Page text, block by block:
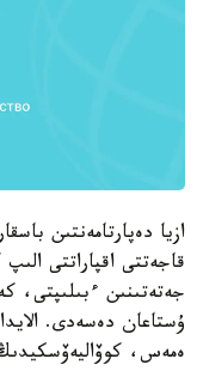
ازيا دەپارتامەنتىن
قاجەتتى اقپاراتتى
جەتەتىنىن ءبىلىپتى،
ۇستاعان دەسەدى.
ەمەس،